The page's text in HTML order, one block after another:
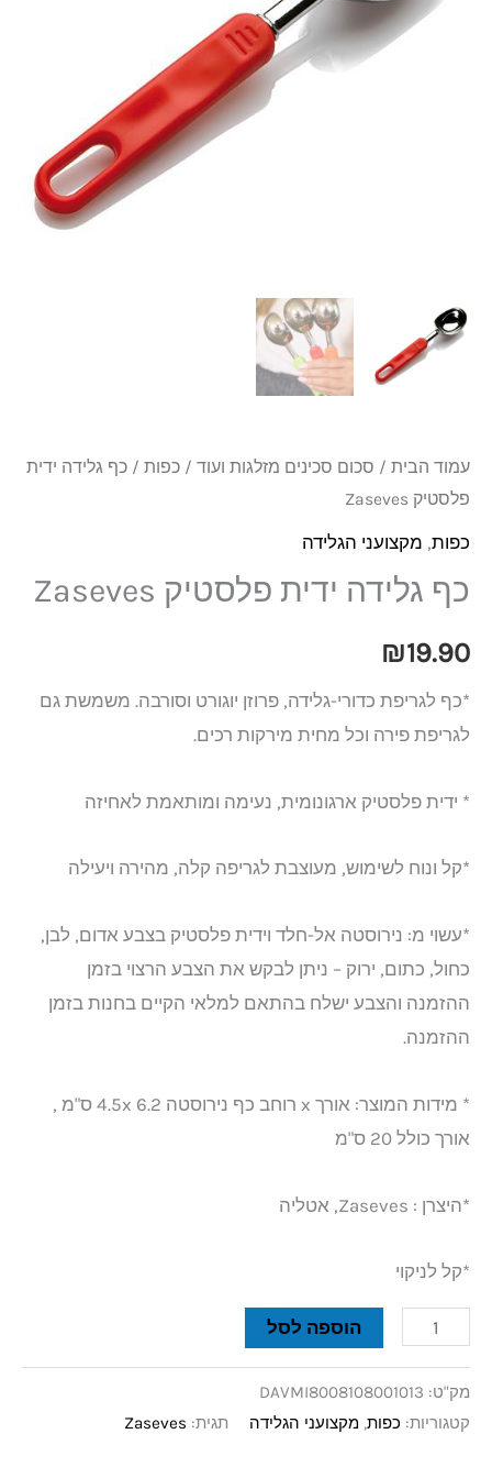
עמוד הבית / סכום סכינים מזלגות ועוד / כפות / כף גלידה ידית
פלסטיק Zaseves
כפות, מקצועני הגלידה
כף גלידה ידית פלסטיק Zaseves
₪19.90
*כף לגריפת כדורי-גלידה, פרוזן יוגורט וסורבה. משמשת גם
לגריפת פירה וכל מחית מירקות רכים.
* ידית פלסטיק ארגונומית, נעימה ומותאמת לאחיזה
*קל ונוח לשימוש, מעוצבת לגריפה קלה, מהירה ויעילה
*עשוי מ: נירוסטה אל-חלד וידית פלסטיק בצבע אדום, לבן,
כחול, כתום, ירוק – ניתן לבקש את הצבע הרצוי בזמן
ההזמנה והצבע ישלח בהתאם למלאי הקיים בחנות בזמן
ההזמנה.
* מידות המוצר: אורך x רוחב כף נירוסטה 4.5x 6.2 ס"מ ,
אורך כולל 20 ס"מ
*היצרן : Zaseves, אטליה
*קל לניקוי
פלסטיק
הוספה לסל
מק"ט: DAVMI8008108001013
קטגוריות: כפות, מקצועני הגלידה תגית: Zaseves